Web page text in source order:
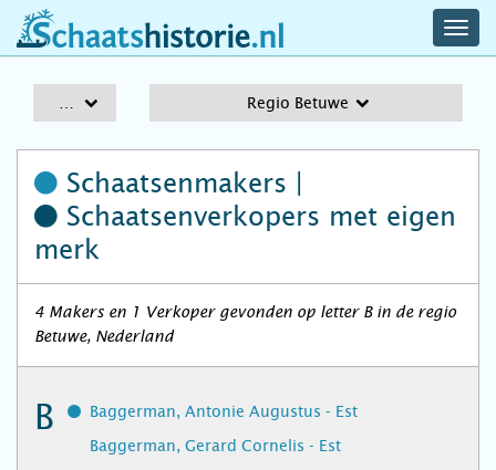
schaatshistorie.nl
Regio Betuwe
Schaatsenmakers |
Schaatsenverkopers met eigen
merk
4 Makers en 1 Verkoper gevonden op letter B in de regio
Betuwe, Nederland
B
Baggerman, Antonie Augustus - Est
Baggerman, Gerard Cornelis - Est